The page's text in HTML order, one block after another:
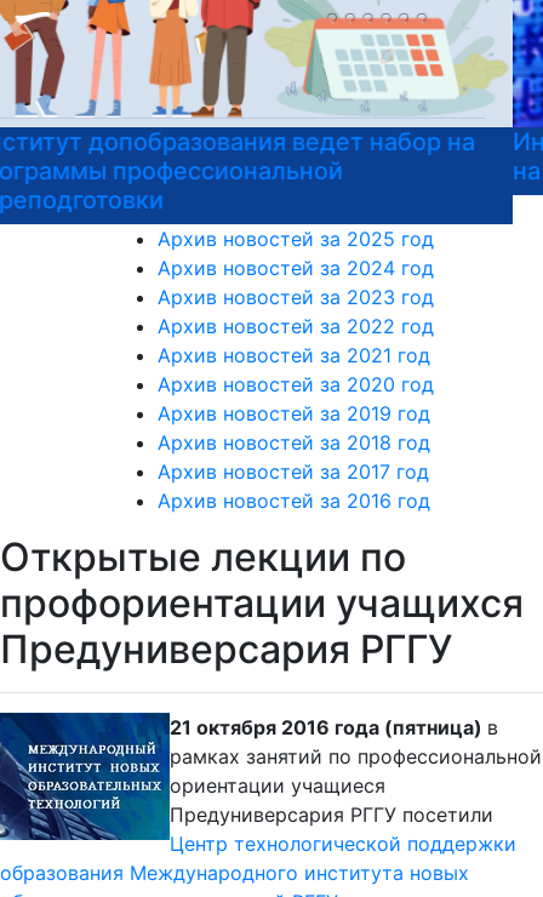
Институт допобразования РГГУ приглашает
на подготовительные курсы к ЕГЭ
Архив новостей за 2025 год
Архив новостей за 2024 год
Архив новостей за 2023 год
Архив новостей за 2022 год
Архив новостей за 2021 год
Архив новостей за 2020 год
Архив новостей за 2019 год
Архив новостей за 2018 год
Архив новостей за 2017 год
Архив новостей за 2016 год
Открытые лекции по
профориентации учащихся
Предуниверсария РГГУ
21 октября 2016 года (пятница)в
рамках занятий по профессиональной
ориентации учащиеся
Предуниверсария РГГУ посетили
Центр технологической поддержки
образованияМеждународного института новых
образовательных технологий РГГУ.